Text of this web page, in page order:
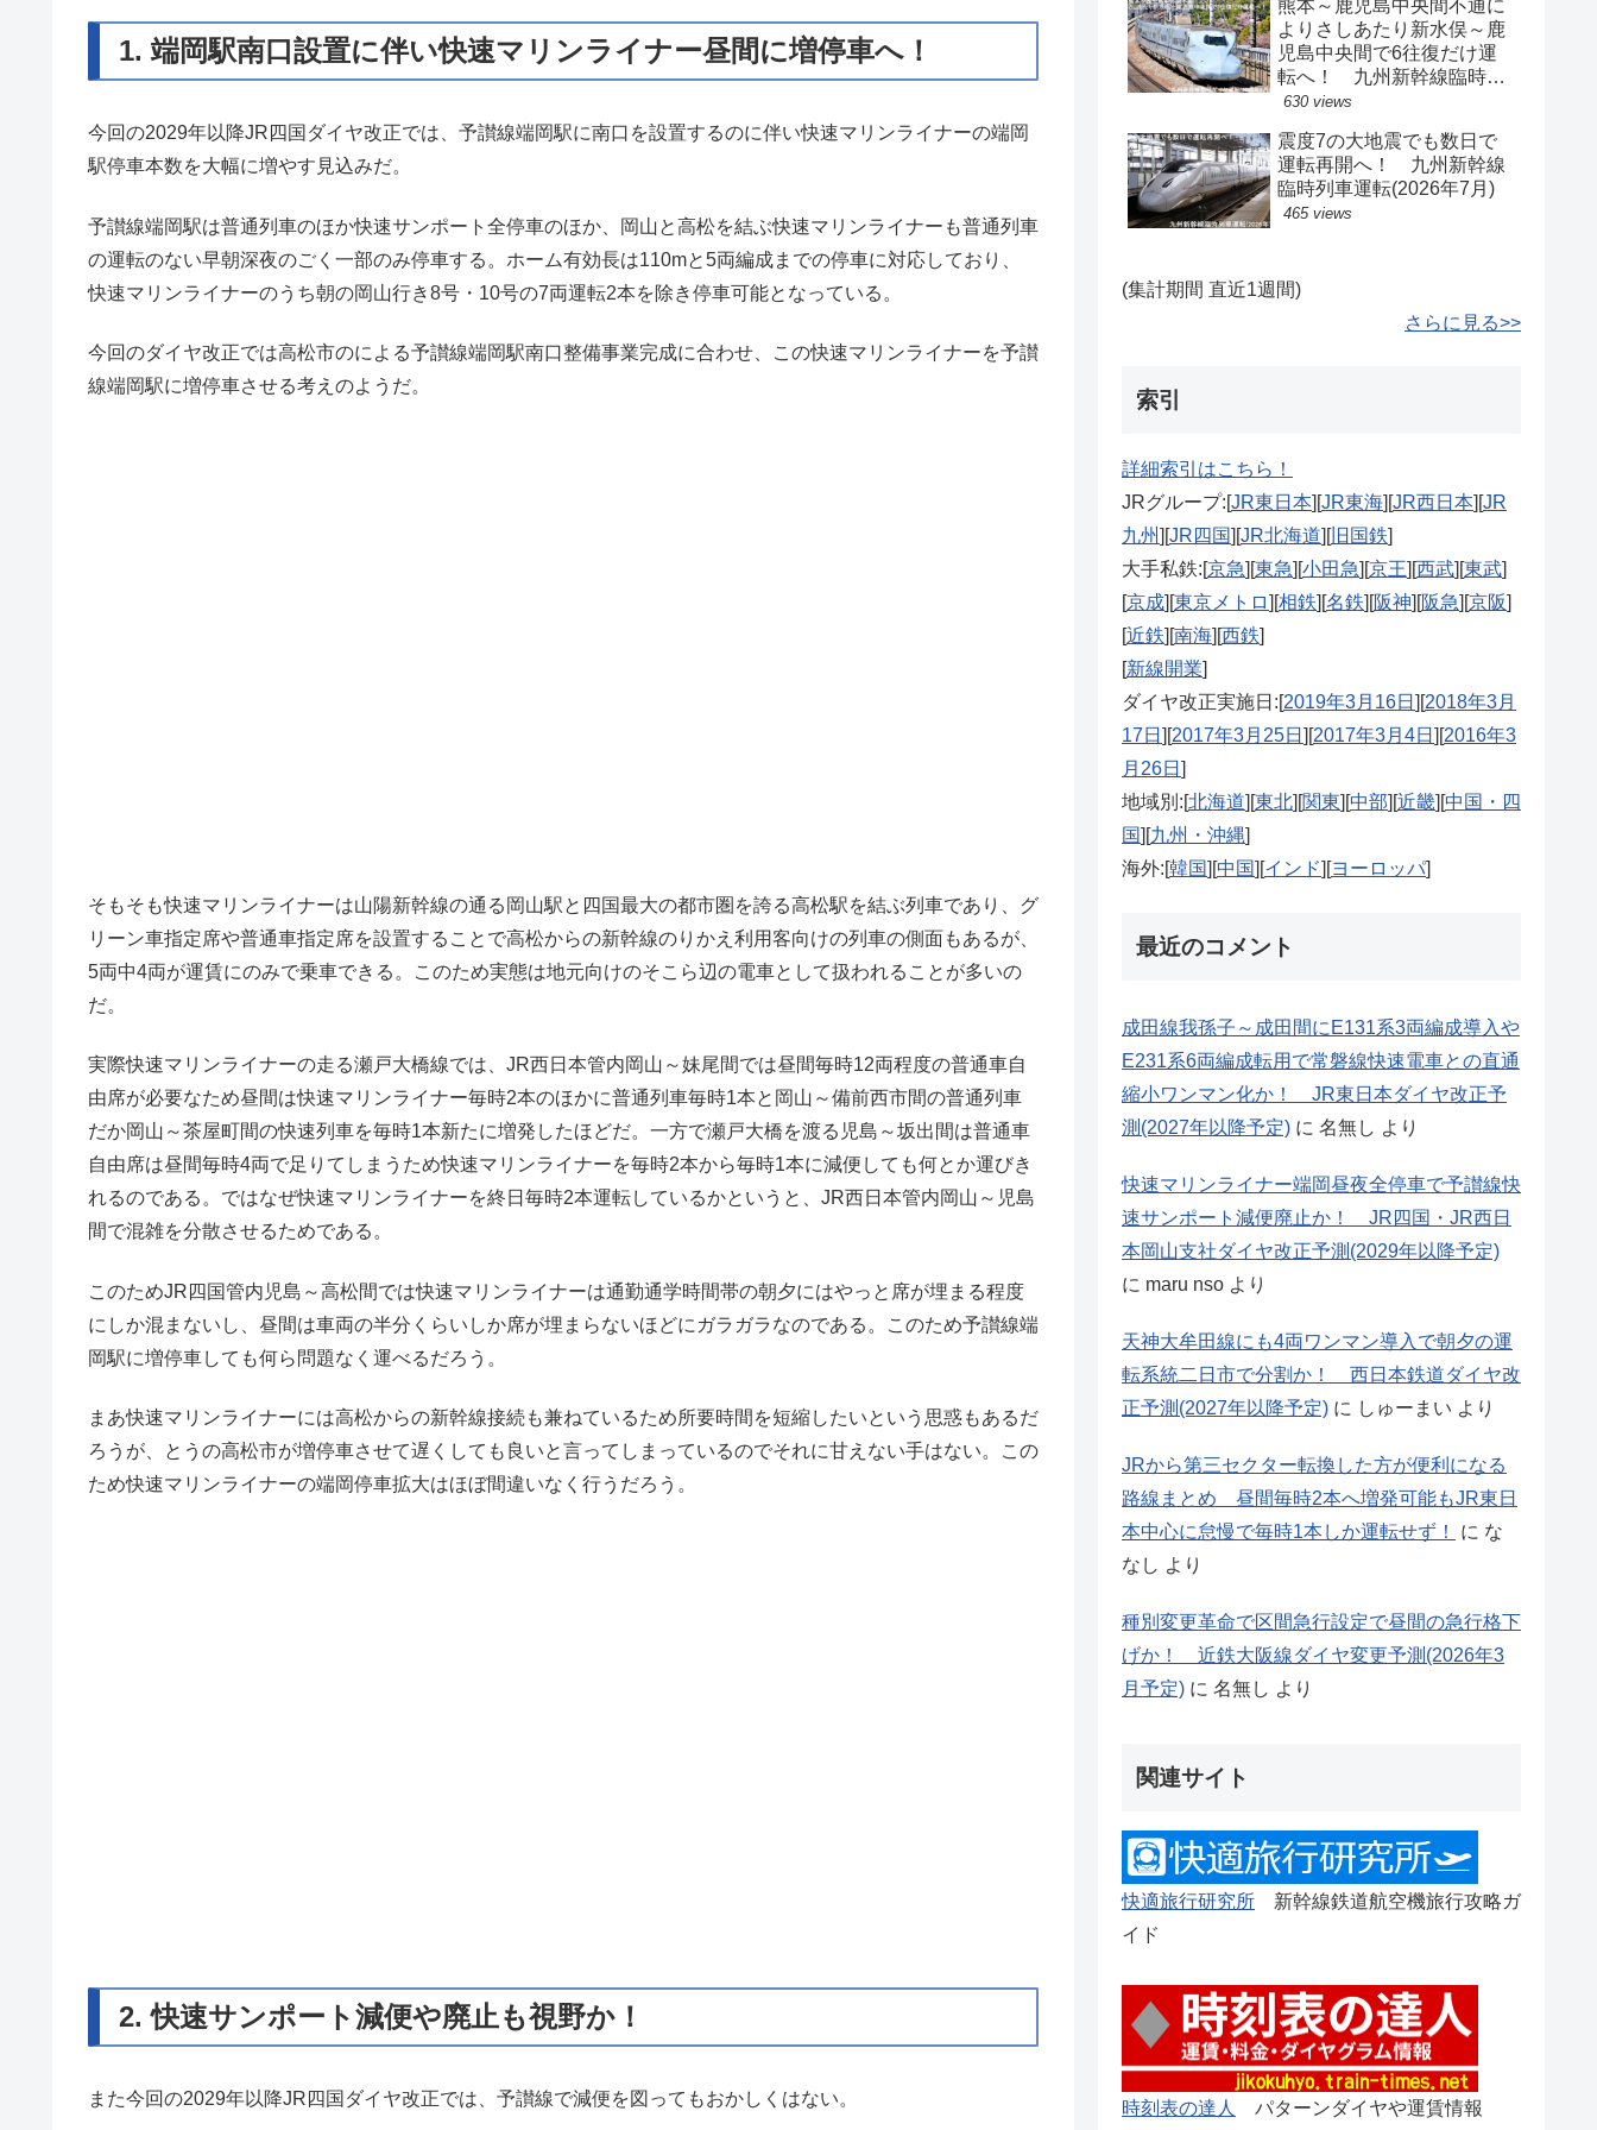
1. 端岡駅南口設置に伴い快速マリンライナー昼間に増停車へ！
今回の2029年以降JR四国ダイヤ改正では、予讃線端岡駅に南口を設置するのに伴い快速マリンライナーの端岡
駅停車本数を大幅に増やす見込みだ。
予讃線端岡駅は普通列車のほか快速サンポート全停車のほか、岡山と高松を結ぶ快速マリンライナーも普通列車
の運転のない早朝深夜のごく一部のみ停車する。ホーム有効長は110mと5両編成までの停車に対応しており、
快速マリンライナーのうち朝の岡山行き8号・10号の7両運転2本を除き停車可能となっている。
今回のダイヤ改正では高松市のによる予讃線端岡駅南口整備事業完成に合わせ、この快速マリンライナーを予讃
線端岡駅に増停車させる考えのようだ。
そもそも快速マリンライナーは山陽新幹線の通る岡山駅と四国最大の都市圏を誇る高松駅を結ぶ列車であり、グ
リーン車指定席や普通車指定席を設置することで高松からの新幹線のりかえ利用客向けの列車の側面もあるが、
5両中4両が運賃にのみで乗車できる。このため実態は地元向けのそこら辺の電車として扱われることが多いの
だ。
実際快速マリンライナーの走る瀬戸大橋線では、JR西日本管内岡山～妹尾間では昼間毎時12両程度の普通車自
由席が必要なため昼間は快速マリンライナー毎時2本のほかに普通列車毎時1本と岡山～備前西市間の普通列車
だか岡山～茶屋町間の快速列車を毎時1本新たに増発したほどだ。一方で瀬戸大橋を渡る児島～坂出間は普通車
自由席は昼間毎時4両で足りてしまうため快速マリンライナーを毎時2本から毎時1本に減便しても何とか運びき
れるのである。ではなぜ快速マリンライナーを終日毎時2本運転しているかというと、JR西日本管内岡山～児島
間で混雑を分散させるためである。
このためJR四国管内児島～高松間では快速マリンライナーは通勤通学時間帯の朝夕にはやっと席が埋まる程度
にしか混まないし、昼間は車両の半分くらいしか席が埋まらないほどにガラガラなのである。このため予讃線端
岡駅に増停車しても何ら問題なく運べるだろう。
まあ快速マリンライナーには高松からの新幹線接続も兼ねているため所要時間を短縮したいという思惑もあるだ
ろうが、とうの高松市が増停車させて遅くしても良いと言ってしまっているのでそれに甘えない手はない。この
ため快速マリンライナーの端岡停車拡大はほぼ間違いなく行うだろう。
2. 快速サンポート減便や廃止も視野か！
また今回の2029年以降JR四国ダイヤ改正では、予讃線で減便を図ってもおかしくはない。
熊本～鹿児島中央間不通に
よりさしあたり新水俣～鹿
児島中央間で6往復だけ運
転へ！ 九州新幹線臨時ダ
イヤ運転(2026年8月)
630 views
震度7の大地震でも数日で
運転再開へ！ 九州新幹線
臨時列車運転(2026年7月)
465 views
(集計期間 直近1週間)
さらに見る>>
索引
詳細索引はこちら！
JRグループ:[ JR東日本 JR東海 JR西日本 JR
九州
JR四国 JR北海道 旧国鉄
大手私鉄:[ 京急 東急 小田急 京王 西武 東武
京成 東京メトロ 相鉄 名鉄 阪神 阪急 京阪
近鉄 南海 西鉄
新線開業
ダイヤ改正実施日:[ 2019年3月16日
2018年3月
17日
2017年3月25日 2017年3月4日
2016年3
月26日
地域別:[ 北海道 東北 関東 中部 近畿 中国・四
国
九州・沖縄
海外:[ 韓国 中国 インド ヨーロッパ]
最近のコメント
成田線我孫子～成田間にE131系3両編成導入や
E231系6両編成転用で常磐線快速電車との直通
縮小ワンマン化か！ JR東日本ダイヤ改正予
測(2027年以降予定) に 名無し より
快速マリンライナー端岡昼夜全停車で予讃線快
速サンポート減便廃止か！ JR四国・JR西日
本岡山支社ダイヤ改正予測(2029年以降予定)
に maru nso より
天神大牟田線にも4両ワンマン導入で朝夕の運
転系統二日市で分割か！ 西日本鉄道ダイヤ改
正予測(2027年以降予定) に しゅーまい より
JRから第三セクター転換した方が便利になる
路線まとめ 昼間毎時2本へ増発可能もJR東日
本中心に怠慢で毎時1本しか運転せず！
に な
なし より
種別変更革命で区間急行設定で昼間の急行格下
げか！ 近鉄大阪線ダイヤ変更予測(2026年3
月予定) に 名無し より
関連サイト
快適旅行研究所 新幹線鉄道航空機旅行攻略ガ
イド
時刻表の達人 パターンダイヤや運賃情報